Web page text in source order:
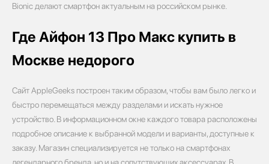
Bionic делают смартфон актуальным на российском рынке.
Где Айфон 13 Про Макс купить в
Москве недорого
Сайт AppleGeeks построен таким образом, чтобы вам было легко и
быстро перемещаться между разделами и искать нужное
устройство. В информационном окне каждого товара расположены
подробное описание к выбранной модели и варианты, доступные к
заказу. Магазин специализируется не только на смартфонах